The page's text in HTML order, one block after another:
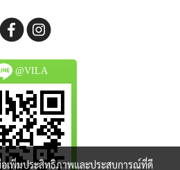
@VILA
อเพิ่มประสิทธิภาพและประสบการณ์ที่ดี